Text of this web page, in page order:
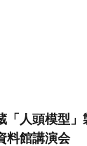
「人頭模型
館講演会